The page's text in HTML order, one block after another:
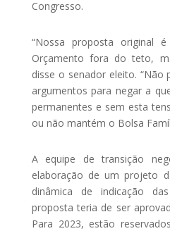
Congresso.
“Nossa proposta original
Orçamento fora do teto,
disse o senador eleito.
argumentos para negar a
permanentes e sem esta
ou não mantém o Bolsa
A equipe de transição
elaboração de um projeto
dinâmica de indicação
proposta teria de ser
Para 2023, estão